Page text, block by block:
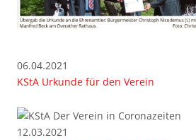
06.04.2021
KStA Urkunde für den Verein
12.03.2021